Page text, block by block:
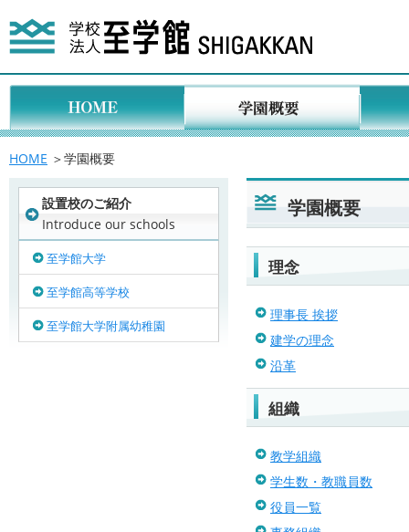
HOME ＞学園概要
学園概要
理念
理事長 挨拶
建学の理念
沿革
組織
教学組織
学生数・教職員数
役員一覧
設置校のご紹介
Introduce our schools
至学館大学
至学館高等学校
至学館大学附属幼稚園